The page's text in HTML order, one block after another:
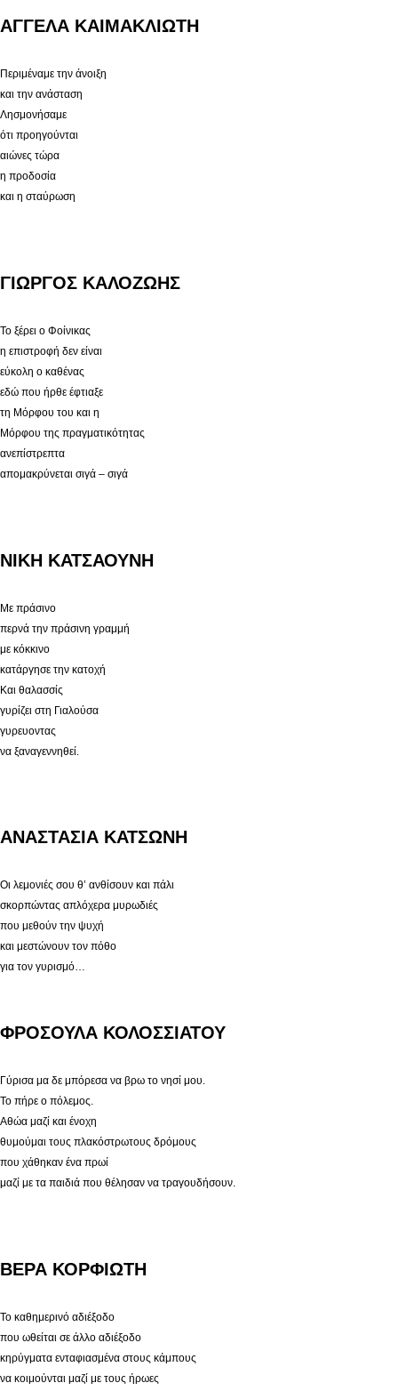
ΑΓΓΕΛΑ ΚΑΙΜΑΚΛΙΩΤΗ
Περιμέναμε την άνοιξη
και την ανάσταση
Λησμονήσαμε
ότι προηγούνται
αιώνες τώρα
η προδοσία
και η σταύρωση
ΓΙΩΡΓΟΣ ΚΑΛΟΖΩΗΣ
Το ξέρει ο Φοίνικας
η επιστροφή δεν είναι
εύκολη ο καθένας
εδώ που ήρθε έφτιαξε
τη Μόρφου του και η
Μόρφου της πραγματικότητας
ανεπίστρεπτα
απομακρύνεται σιγά – σιγά
ΝΙΚΗ ΚΑΤΣΑΟΥΝΗ
Με πράσινο
περνά την πράσινη γραμμή
με κόκκινο
κατάργησε την κατοχή
Και θαλασσίς
γυρίζει στη Γιαλούσα
γυρευοντας
να ξαναγεννηθεί.
ΑΝΑΣΤΑΣΙΑ ΚΑΤΣΩΝΗ
Οι λεμονιές σου θ’ ανθίσουν και πάλι
σκορπώντας απλόχερα μυρωδιές
που μεθούν την ψυχή
και μεστώνουν τον πόθο
για τον γυρισμό…
ΦΡΟΣΟΥΛΑ ΚΟΛΟΣΣΙΑΤΟΥ
Γύρισα μα δε μπόρεσα να βρω το νησί μου.
Το πήρε ο πόλεμος.
Αθώα μαζί και ένοχη
θυμούμαι τους πλακόστρωτους δρόμους
που χάθηκαν ένα πρωί
μαζί με τα παιδιά που θέλησαν να τραγουδήσουν.
ΒΕΡΑ ΚΟΡΦΙΩΤΗ
Το καθημερινό αδιέξοδο
που ωθείται σε άλλο αδιέξοδο
κηρύγματα ενταφιασμένα στους κάμπους
να κοιμούνται μαζί με τους ήρωες